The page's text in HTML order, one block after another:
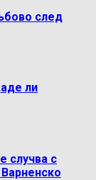
след
ли
случва с